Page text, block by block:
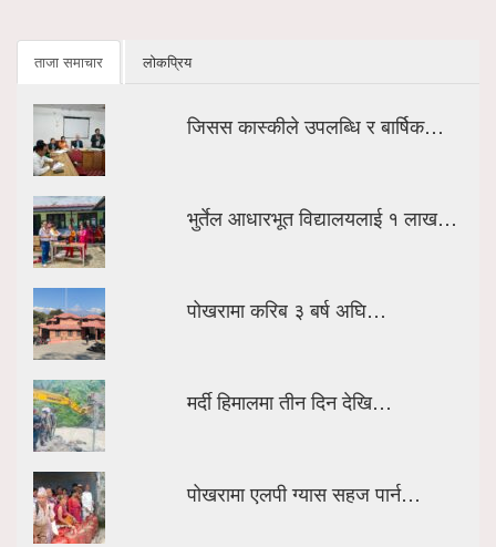
ताजा समाचार लोकप्रिय
जिसस कास्कीले उपलब्धि र बार्षिक…
भुर्तेल आधारभूत विद्यालयलाई १ लाख…
पोखरामा करिब ३ बर्ष अघि…
मर्दी हिमालमा तीन दिन देखि…
पोखरामा एलपी ग्यास सहज पार्न…